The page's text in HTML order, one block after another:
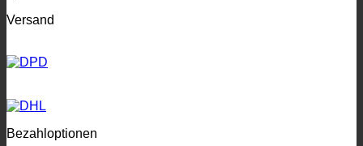
Versand
Bezahloptionen